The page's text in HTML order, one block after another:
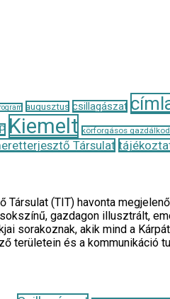
augusztus csillagászat
Kiemelt körforgásos
Társulat
(TIT) havonta
gazdagon illusztrált,
sorakoznak, akik mind a
területein és a kommunikáció